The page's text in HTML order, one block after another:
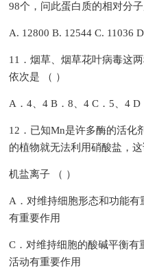
98个，问此蛋白质的相对分子
A. 12800 B. 12544 C. 11036
11．烟草、烟草花叶病毒这
依次是 （ ）
A．4、4 B．8、4 C．5、4 D
12．已知Mn是许多酶的活化
的植物就无法利用硝酸盐，
机盐离子 （ ）
A．对维持细胞形态和功能
有重要作用
C．对维持细胞的酸碱平衡
活动有重要作用